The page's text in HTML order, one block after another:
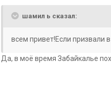
шамил ь сказал:
всем привет!Если призвали
Да, в моё время Забайкалье